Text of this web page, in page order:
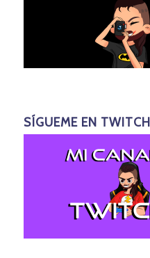
SÍGUEME EN TWITCH